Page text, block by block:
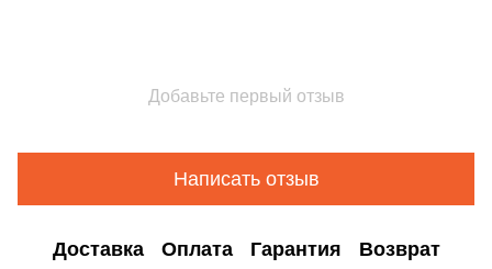
Добавьте первый отзыв
Написать отзыв
Доставка Оплата Гарантия Возврат